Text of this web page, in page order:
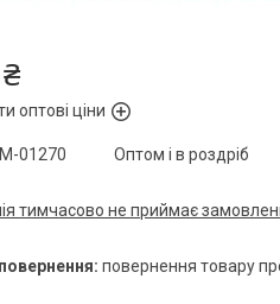
оптові ціни
Оптом і в роздріб
01270
тимчасово не приймає
повернення товару